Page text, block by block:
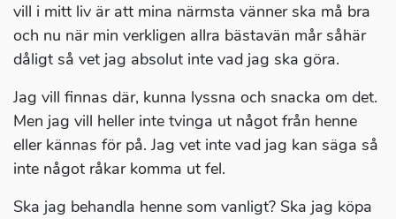
vill i mitt liv är att mina närmsta vänner ska må bra
och nu när min verkligen allra bästavän mår såhär
dåligt så vet jag absolut inte vad jag ska göra.
Jag vill finnas där, kunna lyssna och snacka om det.
Men jag vill heller inte tvinga ut något från henne
eller kännas för på. Jag vet inte vad jag kan säga så
inte något råkar komma ut fel.
Ska jag behandla henne som vanligt? Ska jag köpa